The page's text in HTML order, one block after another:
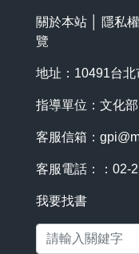
關於本站 隱私
覽
地址：10491台
指導單位：文化部
客服信箱：
客服電話：：02-
我要找書